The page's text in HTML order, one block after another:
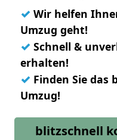
✓ Wir helfen
Umzug geht!
✓ Schnell &
erhalten!
✓ Finden Sie das
Umzug!
blitzschnell